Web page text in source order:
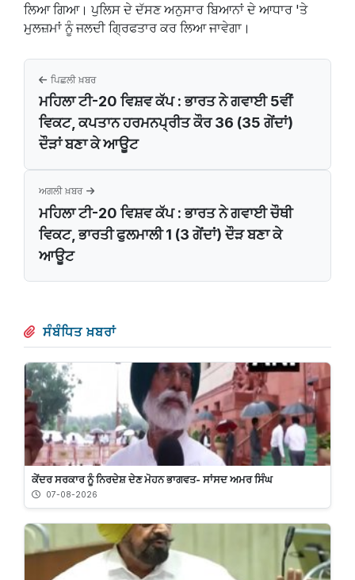
ਲਿਆ ਗਿਆ। ਪੁਲਿਸ ਦੇ ਦੱਸਣ ਅਨੁਸਾਰ ਬਿਆਨਾਂ ਦੇ ਆਧਾਰ 'ਤੇ
ਮੁਲਜ਼ਮਾਂ ਨੂੰ ਜਲਦੀ ਗ੍ਰਿਫਤਾਰ ਕਰ ਲਿਆ ਜਾਵੇਗਾ।
ਪਿਛਲੀ ਖ਼ਬਰ
ਮਹਿਲਾ ਟੀ-20 ਵਿਸ਼ਵ ਕੱਪ : ਭਾਰਤ ਨੇ ਗਵਾਈ 5ਵੀਂ
ਵਿਕਟ, ਕਪਤਾਨ ਹਰਮਨਪ੍ਰੀਤ ਕੌਰ 36 (35 ਗੇਂਦਾਂ)
ਦੌੜਾਂ ਬਣਾ ਕੇ ਆਊਟ
ਅਗਲੀ ਖ਼ਬਰ
ਮਹਿਲਾ ਟੀ-20 ਵਿਸ਼ਵ ਕੱਪ : ਭਾਰਤ ਨੇ ਗਵਾਈ ਚੌਥੀ
ਵਿਕਟ, ਭਾਰਤੀ ਫੁਲਮਾਲੀ 1 (3 ਗੇਂਦਾਂ) ਦੌੜ ਬਣਾ ਕੇ
ਆਊਟ
ਸੰਬੰਧਿਤ ਖ਼ਬਰਾਂ
ਕੇਂਦਰ ਸਰਕਾਰ ਨੂੰ ਨਿਰਦੇਸ਼ ਦੇਣ ਮੋਹਨ ਭਾਗਵਤ- ਸਾਂਸਦ ਅਮਰ ਸਿੰਘ
07-08-2026